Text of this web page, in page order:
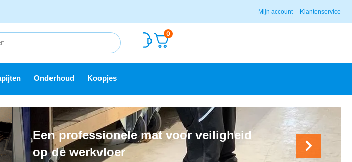
Mijn account Klantenservice
0
Onderhoud Koopjes
Een professionele mat voor veiligheid
op de werkvloer